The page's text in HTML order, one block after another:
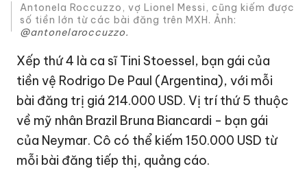
Antonela Roccuzzo, vợ Lionel Messi, cũng kiếm được
số tiền lớn từ các bài đăng trên MXH. Ảnh:
@antonelaroccuzzo.
Xếp thứ 4 là ca sĩ Tini Stoessel, bạn gái của
tiền vệ Rodrigo De Paul (Argentina), với mỗi
bài đăng trị giá 214.000 USD. Vị trí thứ 5 thuộc
về mỹ nhân Brazil Bruna Biancardi - bạn gái
của Neymar. Cô có thể kiếm150.000 USD từ
mỗi bài đăng tiếp thị, quảng cáo.